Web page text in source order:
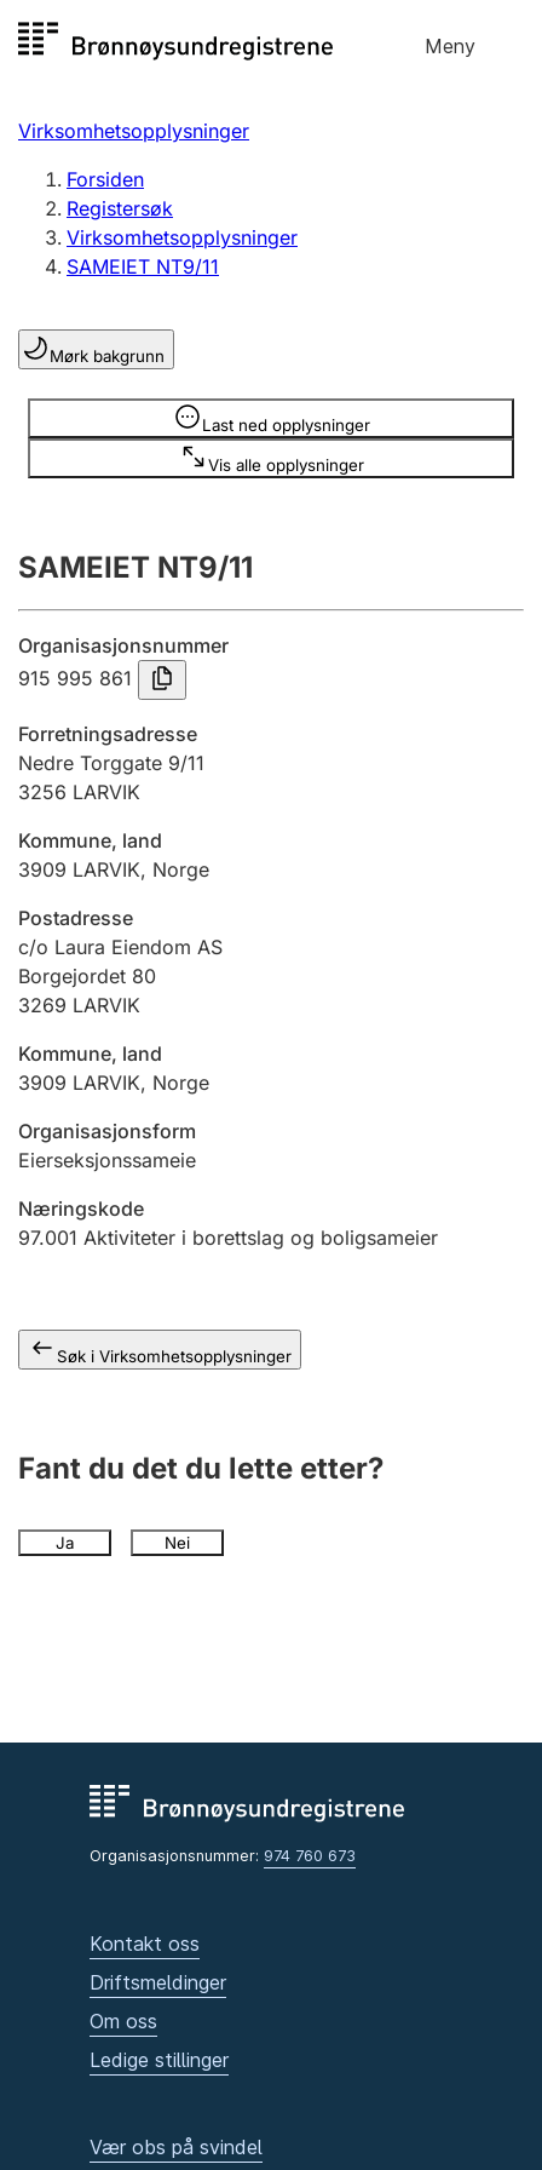
til
Meny
Registersøk
Aksjeselskap
Enkeltpersonforetak
Registrere, endre, slette
Lag og forening
Registrere, endre, slette
Innsending og forsinkelsesgebyr
Tinglysing
Jeger
Ektepaktveileder
Offentlig sektor
Andre tema
Virksomhetsopplysninger
Forsiden
Registersøk
Virksomhetsopplysninger
SAMEIET NT9/11
Mørk bakgrunn
Last ned opplysninger
Vis alle opplysninger
Opplysninger er skjult
SAMEIET NT9/11
Organisasjonsnummer
915 995 861
Forretningsadresse
Nedre Torggate 9/11
3256 LARVIK
Kommune, land
3909 LARVIK, Norge
Postadresse
c/o Laura Eiendom AS
Borgejordet 80
3269 LARVIK
Kommune, land
3909 LARVIK, Norge
Organisasjonsform
Eierseksjonssameie
Næringskode
97.001 Aktiviteter i borettslag og boligsameier
Søk i Virksomhetsopplysninger
Fant du det du lette etter?
Ja Nei
Organisasjonsnummer: 974 760 673
Kontakt oss
Driftsmeldinger
Om oss
Ledige stillinger
Vær obs på svindel